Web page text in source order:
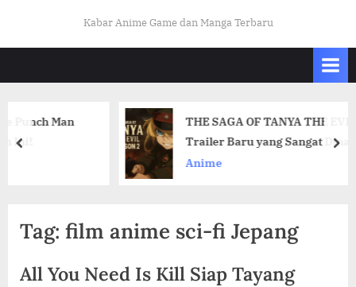
K
A
U
N
Kabar Anime Game dan Manga Terbaru
THE SAGA OF TANYA THE EVIL Season
Trailer Baru yang Sangat Dinantikan!
Anime
prev
Tag: film anime sci-fi Jepang
All You Need Is Kill Siap Tayang